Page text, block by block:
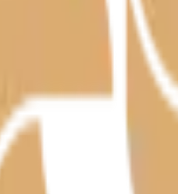
– meistritöö Harjumaal